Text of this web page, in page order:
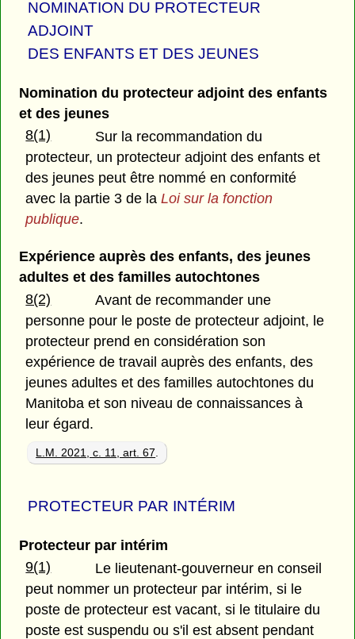
NOMINATION DU PROTECTEUR
ADJOINT
DES ENFANTS ET DES JEUNES
Nomination du protecteur adjoint des enfants
et des jeunes
8(1)
Sur la recommandation du
protecteur, un protecteur adjoint des enfants et
des jeunes peut être nommé en conformité
avec la partie 3 de laLoi sur la fonction
publique.
Expérience auprès des enfants, des jeunes
adultes et des familles autochtones
8(2)
Avant de recommander une
personne pour le poste de protecteur adjoint, le
protecteur prend en considération son
expérience de travail auprès des enfants, des
jeunes adultes et des familles autochtones du
Manitoba et son niveau de connaissances à
leur égard.
L.M. 2021, c. 11, art. 67
PROTECTEUR PAR INTÉRIM
Protecteur par intérim
9(1)
Le lieutenant-gouverneur en conseil
peut nommer un protecteur par intérim, si le
poste de protecteur est vacant, si le titulaire du
poste est suspendu ou s'il est absent pendant